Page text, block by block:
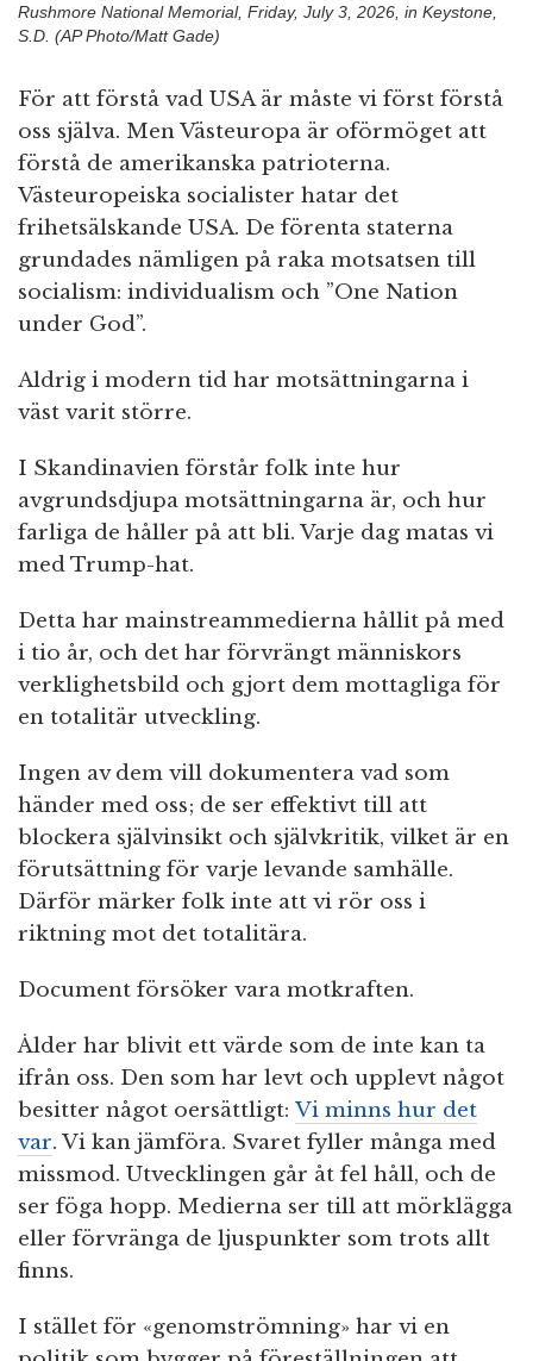
Rushmore National Memorial, Friday, July 3, 2026, in Keystone,
S.D. (AP Photo/Matt Gade)
För att förstå vad USA är måste vi först förstå
oss själva. Men Västeuropa är oförmöget att
förstå de amerikanska patrioterna.
Västeuropeiska socialister hatar det
frihetsälskande USA. De förenta staterna
grundades nämligen på raka motsatsen till
socialism: individualism och ”One Nation
under God”.
Aldrig i modern tid har motsättningarna i
väst varit större.
I Skandinavien förstår folk inte hur
avgrundsdjupa motsättningarna är, och hur
farliga de håller på att bli. Varje dag matas vi
med Trump-hat.
Detta har mainstreammedierna hållit på med
i tio år, och det har förvrängt människors
verklighetsbild och gjort dem mottagliga för
en totalitär utveckling.
Ingen av dem vill dokumentera vad som
händer med oss; de ser effektivt till att
blockera självinsikt och självkritik, vilket är en
förutsättning för varje levande samhälle.
Därför märker folk inte att vi rör oss i
riktning mot det totalitära.
Document försöker vara motkraften.
Ålder har blivit ett värde som de inte kan ta
ifrån oss. Den som har levt och upplevt något
besitter något oersättligt: Vi minns hur det
var. Vi kan jämföra. Svaret fyller många med
missmod. Utvecklingen går åt fel håll, och de
ser föga hopp. Medierna ser till att mörklägga
eller förvränga de ljuspunkter som trots allt
finns.
I stället för «genomströmning» har vi en